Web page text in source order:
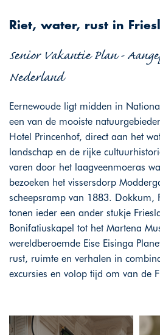
Riet, water, rust in
Senior Vakantie Plan -
Nederland
Eernewoude ligt midden in
een van de mooiste
Hotel Princenhof, direct aan het
landschap en de rijke
varen door het laagveenmoeras
bezoeken het vissersdorp
scheepsramp van 1883. Dokkum,
tonen ieder een ander stukje
Bonifatiuskapel tot het Martena
wereldberoemde Eise Eisinga
rust, ruimte en verhalen in
excursies en volop tijd om van de